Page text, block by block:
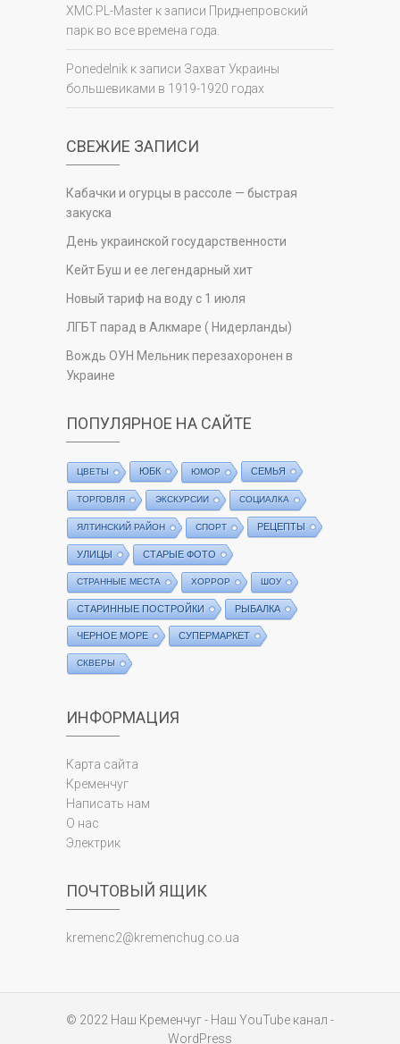
XMC.PL-Master к записи Приднепровский
парк во все времена года.
Ponedelnik к записи Захват Украины
большевиками в 1919-1920 годах
СВЕЖИЕ ЗАПИСИ
Кабачки и огурцы в рассоле — быстрая
закуска
День украинской государственности
Кейт Буш и ее легендарный хит
Новый тариф на воду с 1 июля
ЛГБТ парад в Алкмаре ( Нидерланды)
Вождь ОУН Мельник перезахоронен в
Украине
ПОПУЛЯРНОЕ НА САЙТЕ
ЦВЕТЫ ЮБК ЮМОР СЕМЬЯ
ТОРГОВЛЯ ЭКСКУРСИИ СОЦИАЛКА
ЯЛТИНСКИЙ РАЙОН СПОРТ РЕЦЕПТЫ
УЛИЦЫ СТАРЫЕ ФОТО
СТРАННЫЕ МЕСТА ХОРРОР ШОУ
СТАРИННЫЕ ПОСТРОЙКИ РЫБАЛКА
ЧЕРНОЕ МОРЕ СУПЕРМАРКЕТ
СКВЕРЫ
ИНФОРМАЦИЯ
Карта сайта
Кременчуг
Написать нам
О нас
Электрик
ПОЧТОВЫЙ ЯЩИК
kremenc2@kremenchug.co.ua
© 2022 Наш Кременчуг- Наш YouTube канал -
WordPress